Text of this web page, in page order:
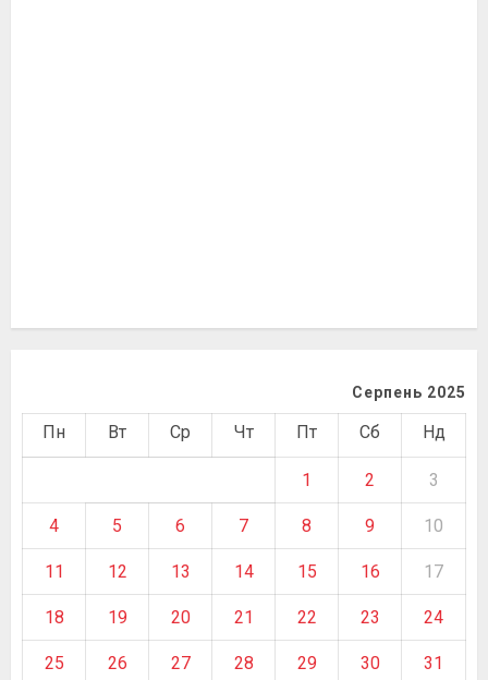
Серпень 2025
Пн Вт Ср Чт Пт Сб Нд
1 2 3
4 5 6 7 8 9 10
11 12 13 14 15 16 17
18 19 20 21 22 23 24
25 26 27 28 29 30 31